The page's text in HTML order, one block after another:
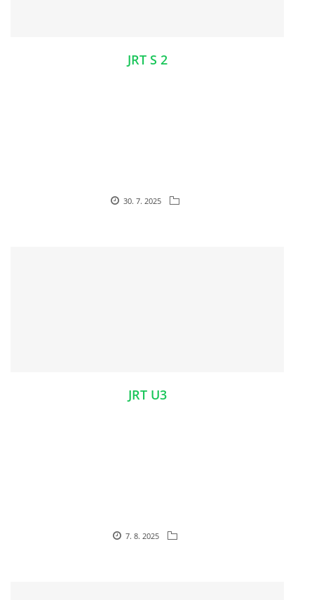
JRT S 2
30. 7. 2025
JRT U3
7. 8. 2025